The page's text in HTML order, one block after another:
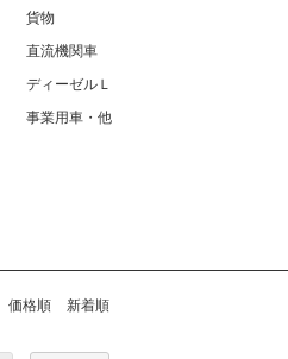
貨物
直流機関車
ディーゼルＬ
事業用車・他
価格順 新着順